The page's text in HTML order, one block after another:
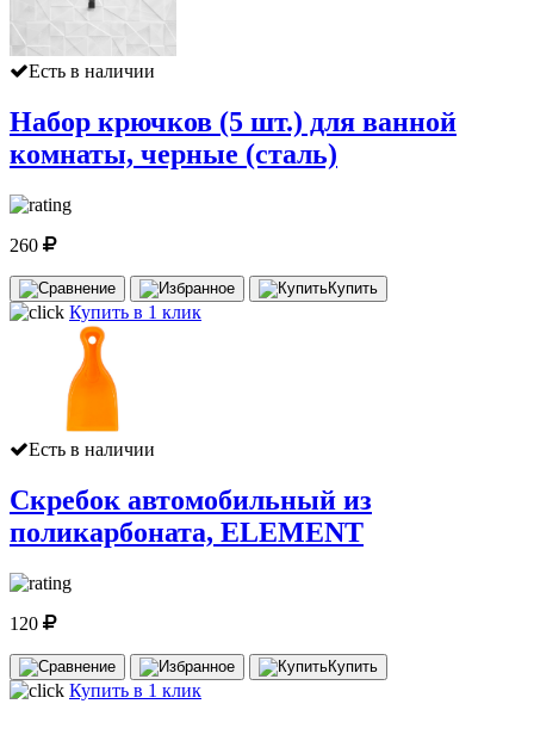
Есть в наличии
Набор крючков (5 шт.) для ванной
комнаты, черные (сталь)
260
Купить
Купить в 1 клик
Есть в наличии
Скребок автомобильный из
поликарбоната, ELEMENT
120
Купить
Купить в 1 клик